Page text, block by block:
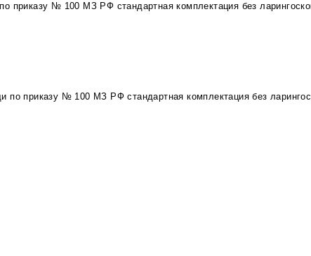
приказу № 100 МЗ РФ стандартная комплектация без
по приказу № 100 МЗ РФ стандартная комплектация без